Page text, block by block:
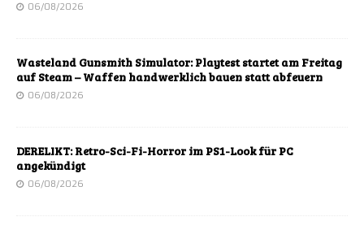
06/08/2026
Wasteland Gunsmith Simulator: Playtest startet am Freitag
auf Steam – Waffen handwerklich bauen statt abfeuern
06/08/2026
DERELIKT: Retro-Sci-Fi-Horror im PS1-Look für PC
angekündigt
06/08/2026